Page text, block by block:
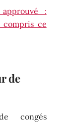
:
compris ce
de
congés